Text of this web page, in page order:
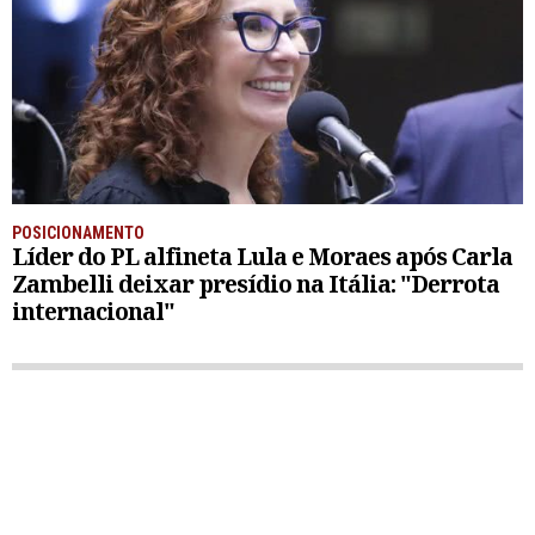
POSICIONAMENTO
Líder do PL alfineta Lula e Moraes após Carla
Zambelli deixar presídio na Itália: "Derrota
internacional"